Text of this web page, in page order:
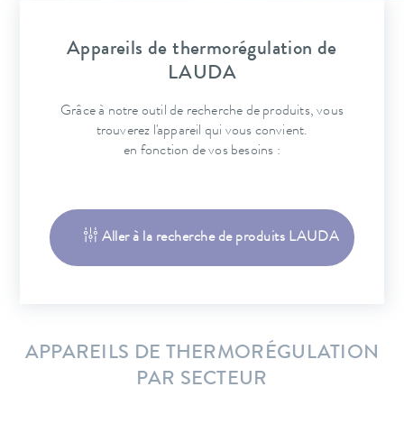
Appareils de thermorégulation de
LAUDA
Grâce à notre outil de recherche de produits, vous
trouverez l'appareil qui vous convient.
en fonction de vos besoins :
Aller à la recherche de produits LAUDA
APPAREILS DE THERMORÉGULATION
PAR SECTEUR